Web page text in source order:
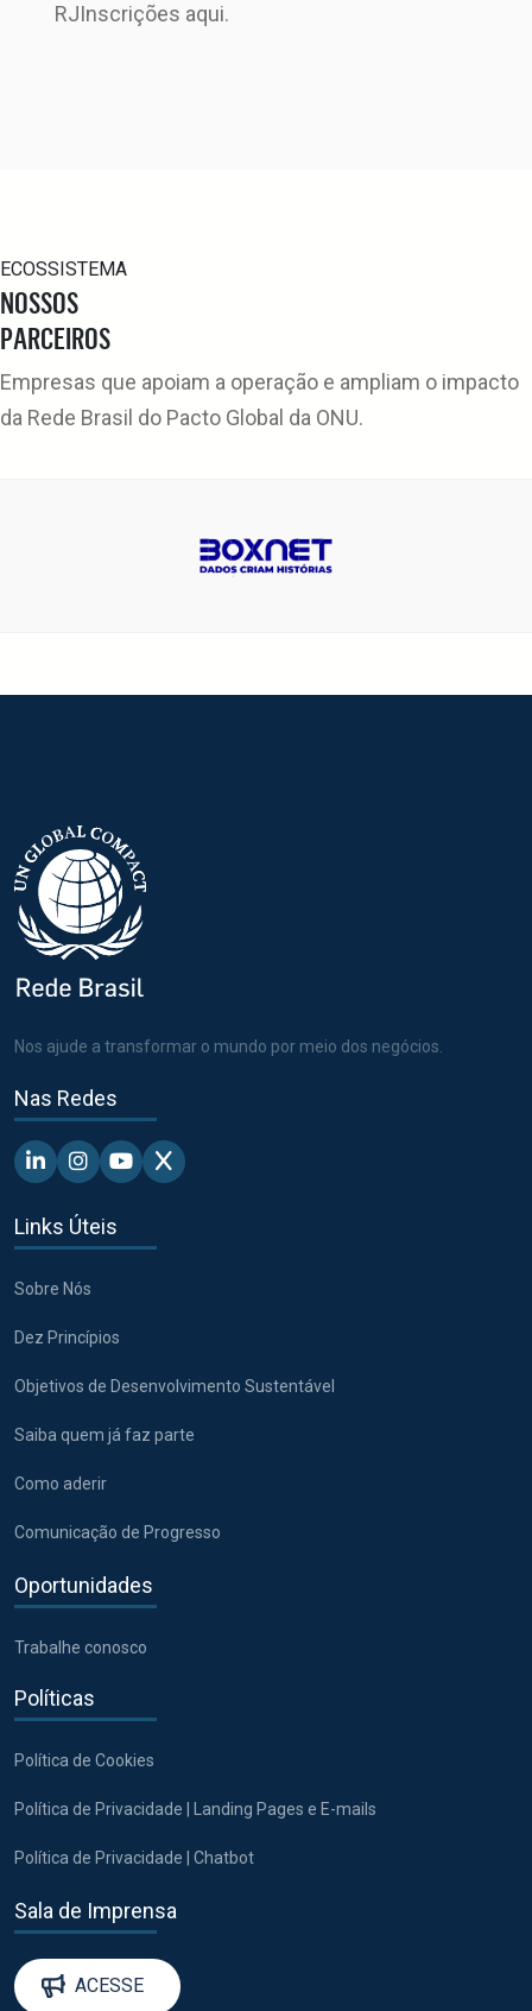
RJInscrições aqui.
ECOSSISTEMA
NOSSOS
PARCEIROS
Empresas que apoiam a operação e ampliam o impacto
da Rede Brasil do Pacto Global da ONU.
Nos ajude a transformar o mundo por meio dos negócios.
Nas Redes
Linkedin - Pacto Global BR
Instagram - Pacto Global BR
Youtube - Pacto Global BR
X - Pacto Global BR
Links Úteis
Sobre Nós
Dez Princípios
Objetivos de Desenvolvimento Sustentável
Saiba quem já faz parte
Como aderir
Comunicação de Progresso
Oportunidades
Trabalhe conosco
Políticas
Política de Cookies
Política de Privacidade | Landing Pages e E-mails
Política de Privacidade | Chatbot
Sala de Imprensa
ACESSE